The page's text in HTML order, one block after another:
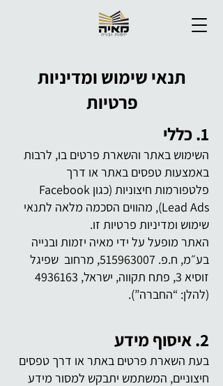
תנאי שימוש ומדיניות
פרטיות
1. כללי
השימוש באתר והשארת פרטים בו, לרבות
באמצעות טפסים באתר או דרך
פלטפורמות חיצוניות (כגון Facebook
Lead Ads), מהווים הסכמה מלאה לתנאי
שימוש ומדיניות פרטיות זו.
האתר מופעל על ידי מאיה יזמות ובנייה
בע״מ, ח.פ. 515963007, מרחוב שפיגל
זוסיא 3, פתח תקווה, ישראל,
4936163
(להלן: “החברה”).
2. איסוף מידע
בעת השארת פרטים באתר או דרך טפסים
חיצוניים, המשתמש יתבקש למסור מידע